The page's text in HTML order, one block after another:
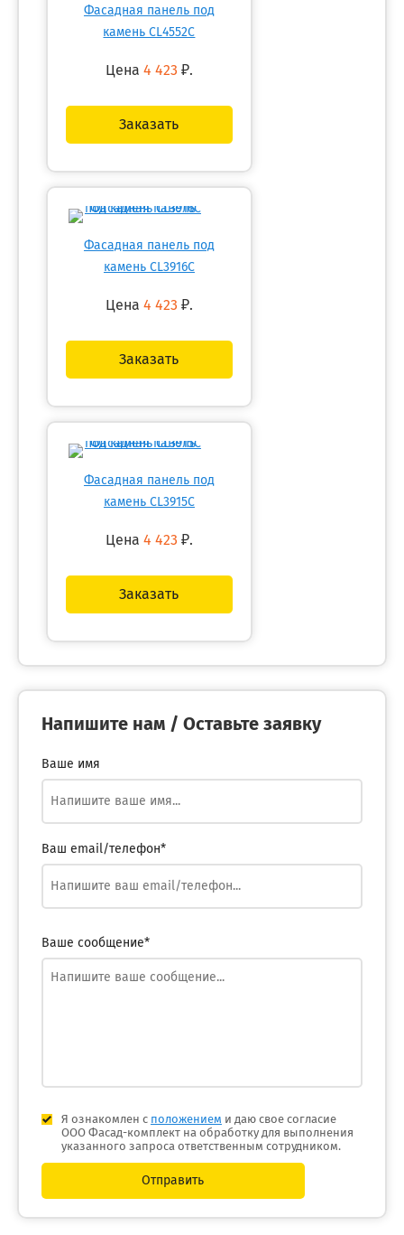
Фасадная панель под
камень CL4552C
Цена 4 423 ₽.
Заказать
Фасадная панель под
камень CL3916C
Цена 4 423 ₽.
Заказать
Фасадная панель под
камень CL3915C
Цена 4 423 ₽.
Заказать
Напишите нам / Оставьте заявку
Ваше имя
Ваш email/телефон*
Ваше сообщение*
Я ознакомлен с положением и даю свое согласие
ООО Фасад-комплект на обработку для выполнения
указанного запроса ответственным сотрудником.
Отправить